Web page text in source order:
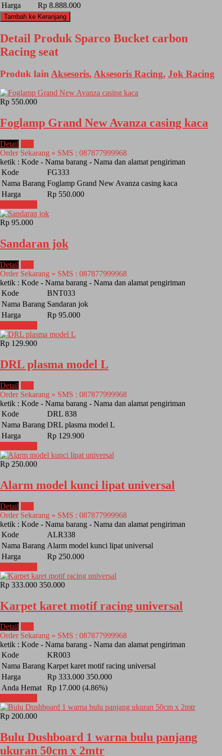
Harga
Rp 8.888.000
Tambah ke Keranjang
Detail Produk Sparco Bucket carbon
Racing seat
Produk lain Aksesoris, Aksesoris Racing, Jok Racing
Rp 550.000
Foglamp Grand New Avanza casing kaca
Detail
Order Sekarang » SMS : 087877999968
ketik : Kode - Nama barang - Nama dan alamat pengiriman
Kode
FG333
Nama Barang Foglamp Grand New Avanza casing kaca
Harga
Rp 550.000
Rp 95.000
Sandaran jok
Detail
Order Sekarang » SMS : 087877999968
ketik : Kode - Nama barang - Nama dan alamat pengiriman
Kode
BNT033
Nama Barang Sandaran jok
Harga
Rp 95.000
Rp 129.900
DRL plasma model L
Detail
Order Sekarang » SMS : 087877999968
ketik : Kode - Nama barang - Nama dan alamat pengiriman
Kode
DRL 838
Nama Barang DRL plasma model L
Harga
Rp 129.900
Rp 250.000
Alarm model kunci lipat universal
Detail
Order Sekarang » SMS : 087877999968
ketik : Kode - Nama barang - Nama dan alamat pengiriman
Kode
ALR338
Nama Barang Alarm model kunci lipat universal
Harga
Rp 250.000
Rp 333.000 350.000
Karpet karet motif racing universal
Detail
Order Sekarang » SMS : 087877999968
ketik : Kode - Nama barang - Nama dan alamat pengiriman
Kode
KR003
Nama Barang Karpet karet motif racing universal
Harga
Rp 333.000 350.000
Anda Hemat
Rp 17.000 (4.86%)
Rp 200.000
Bulu Dushboard 1 warna bulu panjang
ukuran 50cm x 2mtr